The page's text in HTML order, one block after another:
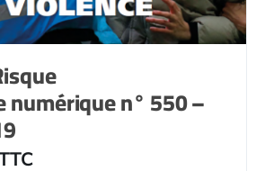
numérique n° 550 –